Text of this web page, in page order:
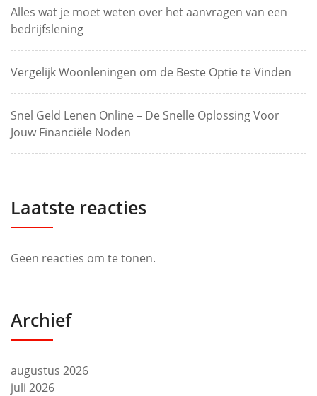
Alles wat je moet weten over het aanvragen van een
bedrijfslening
Vergelijk Woonleningen om de Beste Optie te Vinden
Snel Geld Lenen Online – De Snelle Oplossing Voor
Jouw Financiële Noden
Laatste reacties
Geen reacties om te tonen.
Archief
augustus 2026
juli 2026